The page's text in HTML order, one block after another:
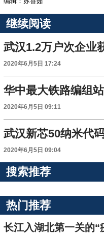
继续阅读
武汉1.2万户次企业
2020年6月5日 17:24
2020年6月5日 09:11
武汉新芯50纳米代
2020年6月5日 09:04
搜索推荐
热门推荐
长江入湖北第一关的“